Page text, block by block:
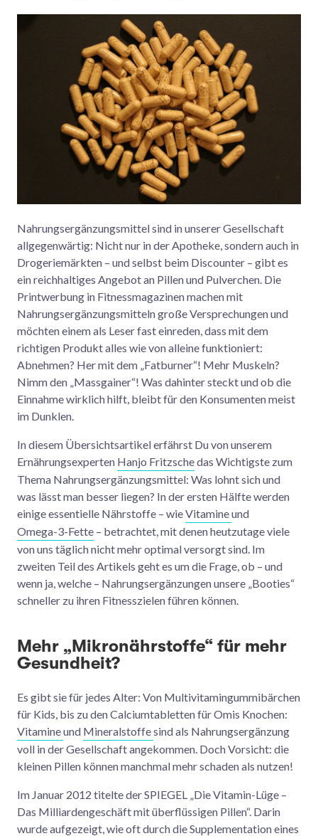
Nahrungsergänzungsmittel sind in unserer Gesellschaft
allgegenwärtig: Nicht nur in der Apotheke, sondern auch in
Drogeriemärkten – und selbst beim Discounter – gibt es
ein reichhaltiges Angebot an Pillen und Pulverchen. Die
Printwerbung in Fitnessmagazinen machen mit
Nahrungsergänzungsmitteln große Versprechungen und
möchten einem als Leser fast einreden, dass mit dem
richtigen Produkt alles wie von alleine funktioniert:
Abnehmen? Her mit dem „Fatburner“! Mehr Muskeln?
Nimm den „Massgainer“! Was dahinter steckt und ob die
Einnahme wirklich hilft, bleibt für den Konsumenten meist
im Dunklen.
In diesem Übersichtsartikel erfährst Du von unserem
Ernährungsexperten Hanjo Fritzschedas Wichtigste zum
Thema Nahrungsergänzungsmittel: Was lohnt sich und
was lässt man besser liegen? In der ersten Hälfte werden
einige essentielle Nährstoffe – wieVitamineund
Omega-3-Fette – betrachtet, mit denen heutzutage viele
von uns täglich nicht mehr optimal versorgt sind. Im
zweiten Teil des Artikels geht es um die Frage, ob – und
wenn ja, welche – Nahrungsergänzungen unsere „Booties“
schneller zu ihren Fitnesszielen führen können.
Mehr „Mikronährstoffe“ für mehr
Gesundheit?
Es gibt sie für jedes Alter: Von Multivitamingummibärchen
für Kids, bis zu den Calciumtabletten für Omis Knochen:
Vitamineund Mineralstoffesind als Nahrungsergänzung
voll in der Gesellschaft angekommen. Doch Vorsicht: die
kleinen Pillen können manchmal mehr schaden als nutzen!
Im Januar 2012 titelte der SPIEGEL „Die Vitamin-Lüge –
Das Milliardengeschäft mit überflüssigen Pillen“. Darin
wurde aufgezeigt, wie oft durch dieSupplementationeines